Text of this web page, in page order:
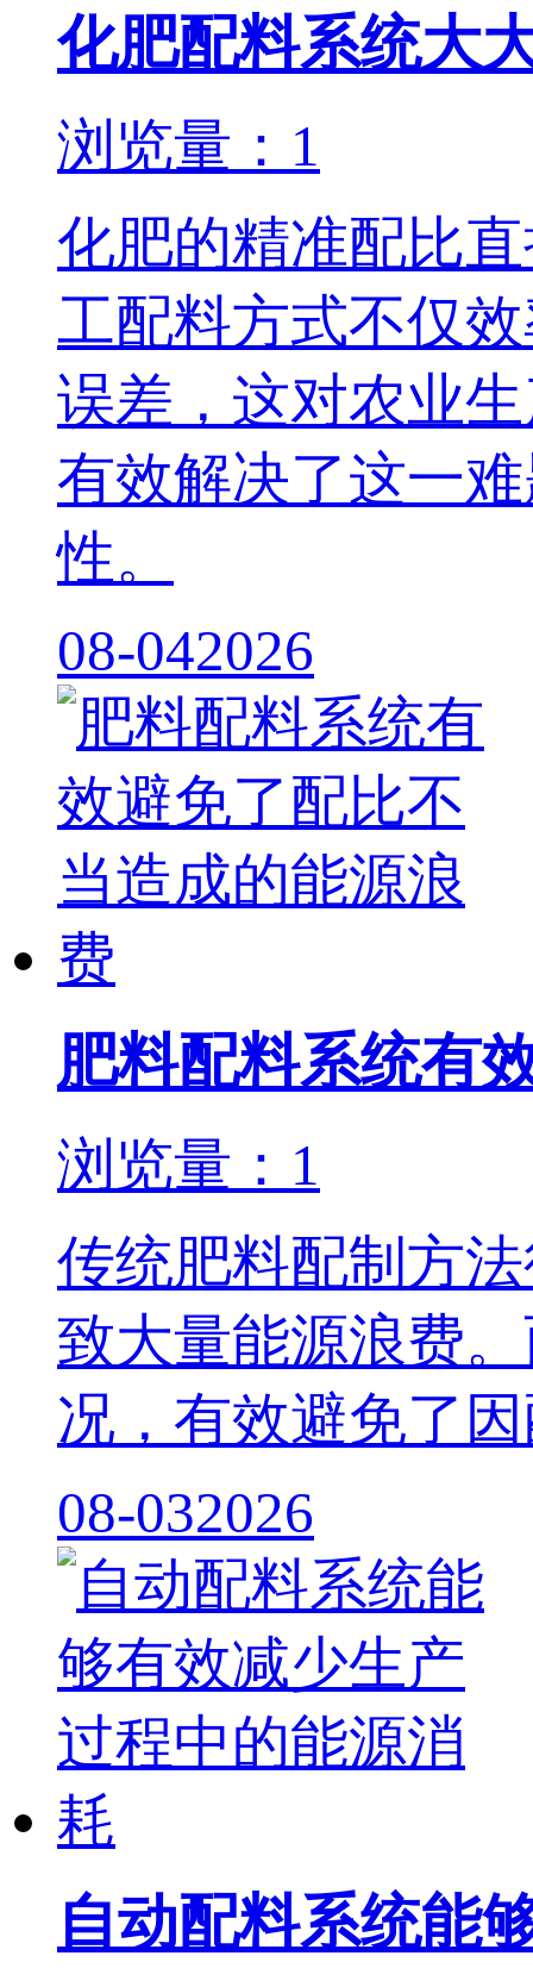
化肥配料系统大
浏览量：1
化肥的精准配比
工配料方式不仅
误差，这对农业
有效解决了这一
性。
08-042026
肥料配料系统有
浏览量：1
传统肥料配制方
致大量能源浪费
况，有效避免了
08-032026
自动配料系统能